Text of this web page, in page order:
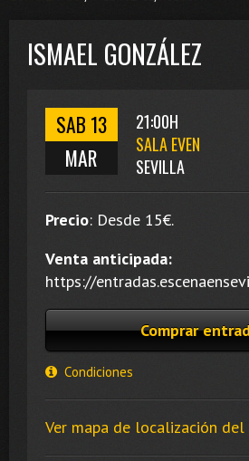
ISMAEL GONZÁLEZ
SAB 13
MAR
21:00H
SALA EVEN
SEVILLA
Precio: Desde 15€.
Venta anticipada:
https://
Comprar
Condiciones
Ver mapa de localización